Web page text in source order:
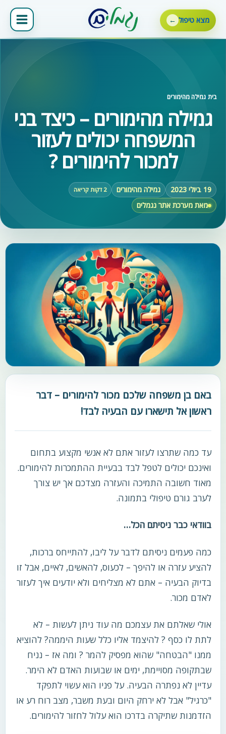
לתוכןמצא טיפול
בית‹גמילה מהימורים
גמילה מהימורים – כיצד בני
המשפחה יכולים לעזור
למכור להימורים ?
19 ביולי 2023 גמילה מהימורים 2 דקות קריאה
מאת מערכת אתר נגמלים
באם בן משפחה שלכם מכור להימורים – דבר
ראשון אל תישארו עם הבעיה לבד!
עד כמה שתרצו לעזור אתם לא אנשי מקצוע בתחום
ואינכם יכולים לטפל לבד בבעיית ההתמכרות להימורים.
מאוד חשובה התמיכה והעזרה מצדכם אך יש צורך
לערב גורם טיפולי בתמונה.
בוודאי כבר ניסיתם הכל…
כמה פעמים ניסיתם לדבר על ליבו, להתייחס ברכות,
להציע עזרה או להיפך – לכעוס, להאשים, לאיים, אבל זו
בדיוק הבעיה – אתם לא מצליחים ולא יודעים איך לעזור
לאדם מכור.
אולי שאלתם את עצמכם מה עוד ניתן לעשות – לא
לתת לו כסף ? להיצמד אליו כלל שעות היממה? להוציא
ממנו "הבטחה" שהוא מפסיק להמר ? ומה אז – נניח
שבתקופה מסויימת, ימים או שבועות האדם לא הימר.
עדיין לא נפתרה הבעיה. על פניו הוא עשוי לתפקד
"כרגיל" אבל לא ירחק היום ובעת משבר, מצב רוח רע או
הזדמנות שתיקרה בדרכו הוא עלול לחזור להימורים.